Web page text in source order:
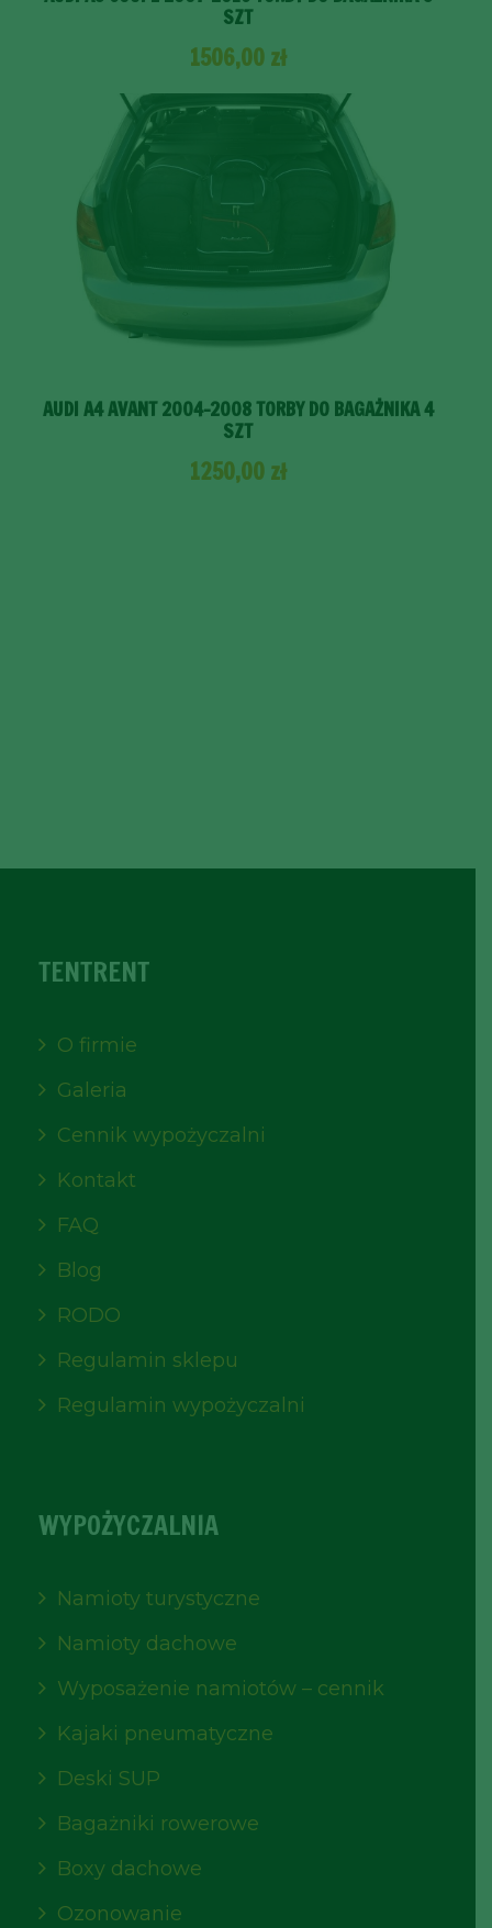
SZT
1506,00 zł
AUDI A4 AVANT 2004-2008 TORBY DO BAGAŻNIKA 4
SZT
1250,00 zł
TENTRENT
O firmie
Galeria
Cennik wypożyczalni
Kontakt
FAQ
Blog
RODO
Regulamin sklepu
Regulamin wypożyczalni
WYPOŻYCZALNIA
Namioty turystyczne
Namioty dachowe
Wyposażenie namiotów – cennik
Kajaki pneumatyczne
Deski SUP
Bagażniki rowerowe
Boxy dachowe
Ozonowanie